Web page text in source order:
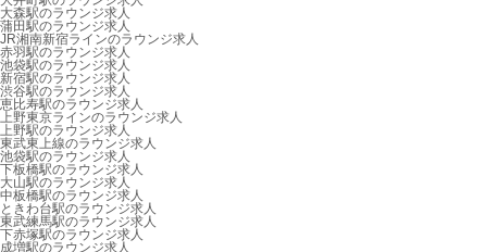
大森駅のラウンジ求人
蒲田駅のラウンジ求人
JR湘南新宿ラインのラウンジ求人
赤羽駅のラウンジ求人
池袋駅のラウンジ求人
新宿駅のラウンジ求人
渋谷駅のラウンジ求人
恵比寿駅のラウンジ求人
上野東京ラインのラウンジ求人
上野駅のラウンジ求人
東武東上線のラウンジ求人
池袋駅のラウンジ求人
下板橋駅のラウンジ求人
大山駅のラウンジ求人
中板橋駅のラウンジ求人
ときわ台駅のラウンジ求人
東武練馬駅のラウンジ求人
下赤塚駅のラウンジ求人
成増駅のラウンジ求人